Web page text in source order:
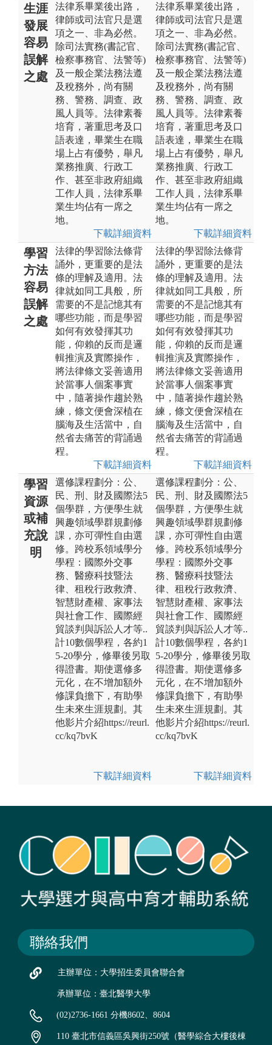
生涯
發展
容易
誤解
之處
法律系畢業後出路，
律師或司法官只是選
項之一、非為必然。
除司法實務(書記官、
檢察事務官、法警等)
及一般企業法務法遵
及稅務外，尚有關
務、警務、調查、政
風人員等。法律素養
培育，著重思考及口
語表達，畢業生在職
場上占有優勢，舉凡
業務推廣、行政工
作、甚至非政府組織
工作人員，法律系畢
業生均佔有一席之
地。
下載詳細資料
法律系畢業後出路，
律師或司法官只是選
項之一、非為必然。
除司法實務(書記官、
檢察事務官、法警等)
及一般企業法務法遵
及稅務外，尚有關
務、警務、調查、政
風人員等。法律素養
培育，著重思考及口
語表達，畢業生在職
場上占有優勢，舉凡
業務推廣、行政工
作、甚至非政府組織
工作人員，法律系畢
業生均佔有一席之
地。
下載詳細資料
學習
方法
容易
誤解
之處
法律的學習除法條背
誦外，更重要的是法
條的理解及適用。法
律就如同工具般，所
需要的不是記憶其有
哪些功能，而是學習
如何有效發揮其功
能，仰賴的反而是邏
輯推演及實際操作，
將法律條文妥善適用
於當事人個案事實
中，隨著操作趨於熟
練，條文便會深植在
腦海及生活當中，自
然省去痛苦的背誦過
程。
下載詳細資料
法律的學習除法條背
誦外，更重要的是法
條的理解及適用。法
律就如同工具般，所
需要的不是記憶其有
哪些功能，而是學習
如何有效發揮其功
能，仰賴的反而是邏
輯推演及實際操作，
將法律條文妥善適用
於當事人個案事實
中，隨著操作趨於熟
練，條文便會深植在
腦海及生活當中，自
然省去痛苦的背誦過
程。
下載詳細資料
學習
資源
或補
充說
明
選修課程劃分：公、
民、刑、財及國際法5
個學群，方便學生就
興趣領域學群規劃修
課，亦可彈性自由選
修。跨校系領域學分
學程：國際外交事
務、醫療科技暨法
律、租稅行政救濟、
智慧財產權、家事法
與社會工作、國際經
貿談判與訴訟人才等..
計10數個學程，各約1
5-20學分，修畢後另取
得證書。期使選修多
元化，在不增加額外
修課負擔下，有助學
生未來生涯規劃。其
他影片介紹https://reurl.
cc/kq7bvK
下載詳細資料
選修課程劃分：公、
民、刑、財及國際法5
個學群，方便學生就
興趣領域學群規劃修
課，亦可彈性自由選
修。跨校系領域學分
學程：國際外交事
務、醫療科技暨法
律、租稅行政救濟、
智慧財產權、家事法
與社會工作、國際經
貿談判與訴訟人才等..
計10數個學程，各約1
5-20學分，修畢後另取
得證書。期使選修多
元化，在不增加額外
修課負擔下，有助學
生未來生涯規劃。其
他影片介紹https://reurl.
cc/kq7bvK
下載詳細資料
聯絡我們
主辦單位：大學招生委員會聯合會
承辦單位：臺北醫學大學
(02)2736-1661 分機8602、8604
110 臺北市信義區吳興街250號（醫學綜合大樓後棟